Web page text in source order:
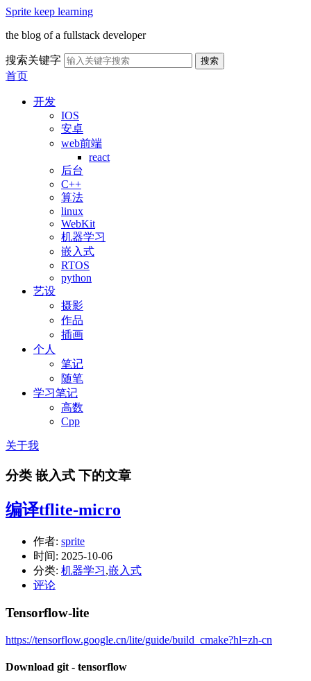
Sprite keep learning
the blog of a fullstack developer
搜索关键字 搜索
首页
开发
IOS
安卓
web前端
react
后台
C++
算法
linux
WebKit
机器学习
嵌入式
RTOS
python
艺设
摄影
作品
插画
个人
笔记
随笔
学习笔记
高数
Cpp
关于我
分类 嵌入式 下的文章
编译tflite-micro
作者: sprite
时间: 2025-10-06
分类: 机器学习,嵌入式
评论
Tensorflow-lite
https://tensorflow.google.cn/lite/guide/build_cmake?hl=zh-cn
Download git - tensorflow